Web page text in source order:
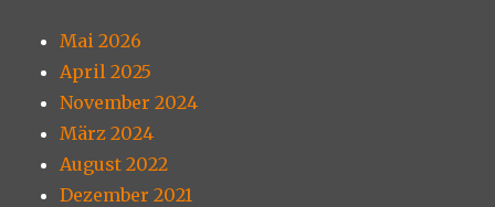
Mai 2026
April 2025
November 2024
März 2024
August 2022
Dezember 2021